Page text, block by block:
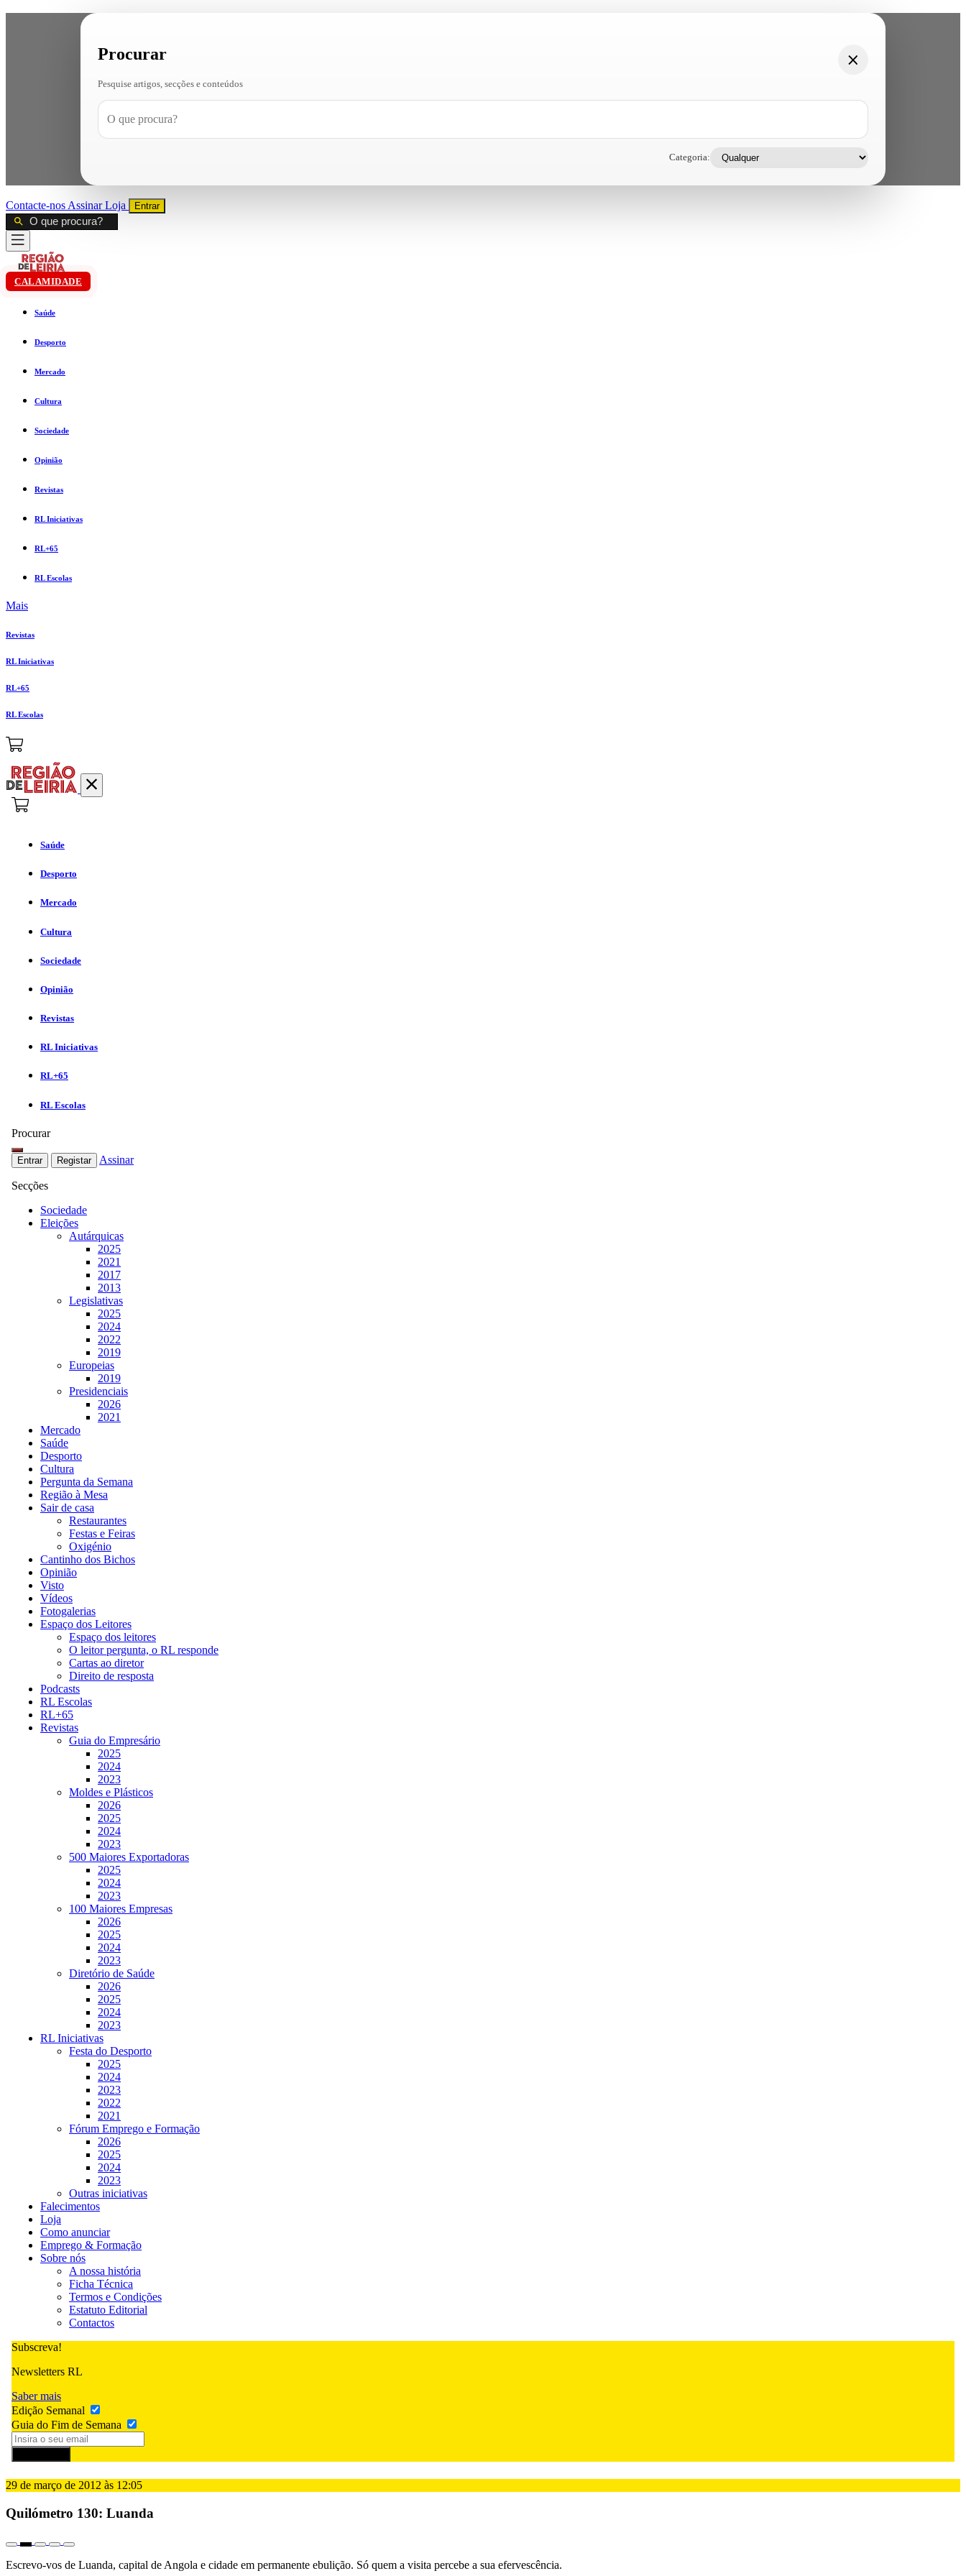
Procurar
Pesquise artigos, secções e conteúdos
Categoria:
Contacte-nos AssinarLoja Entrar
CALAMIDADE
Saúde
Desporto
Mercado
Cultura
Sociedade
Opinião
Revistas
RL Iniciativas
RL+65
RL Escolas
Mais
Revistas
RL Iniciativas
RL+65
RL Escolas
Saúde
Desporto
Mercado
Cultura
Sociedade
Opinião
Revistas
RL Iniciativas
RL+65
RL Escolas
Procurar
Entrar Registar Assinar
Secções
Sociedade
Eleições
Autárquicas
2025
2021
2017
2013
Legislativas
2025
2024
2022
2019
Europeias
2019
Presidenciais
2026
2021
Mercado
Saúde
Desporto
Cultura
Pergunta da Semana
Região à Mesa
Sair de casa
Restaurantes
Festas e Feiras
Oxigénio
Cantinho dos Bichos
Opinião
Visto
Vídeos
Fotogalerias
Espaço dos Leitores
Espaço dos leitores
O leitor pergunta, o RL responde
Cartas ao diretor
Direito de resposta
Podcasts
RL Escolas
RL+65
Revistas
Guia do Empresário
2025
2024
2023
Moldes e Plásticos
2026
2025
2024
2023
500 Maiores Exportadoras
2025
2024
2023
100 Maiores Empresas
2026
2025
2024
2023
Diretório de Saúde
2026
2025
2024
2023
RL Iniciativas
Festa do Desporto
2025
2024
2023
2022
2021
Fórum Emprego e Formação
2026
2025
2024
2023
Outras iniciativas
Falecimentos
Loja
Como anunciar
Emprego & Formação
Sobre nós
A nossa história
Ficha Técnica
Termos e Condições
Estatuto Editorial
Contactos
Subscreva!
Newsletters RL
Saber mais
Edição Semanal
Guia do Fim de Semana
29 de março de 2012 às 12:05
Quilómetro 130: Luanda
Escrevo-vos de Luanda, capital de Angola e cidade em permanente ebulição. Só quem a visita percebe a sua efervescência.